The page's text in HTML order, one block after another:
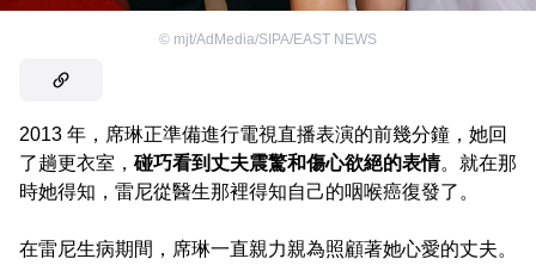
© mjt/AdMedia/SIPA/EAST NEWS
2013 年，席琳正準備進行電視直播表演的前幾分鐘，她回
了趟更衣室， 碰巧看到丈夫震驚和傷心欲絕的表情。就在那
時她得知，雷尼從醫生那裡得知自己的咽喉癌復發了。
在雷尼生病期間，席琳一直親力親為照顧著她心愛的丈夫。